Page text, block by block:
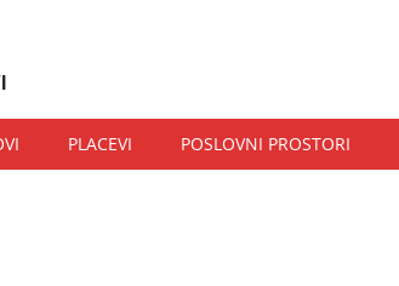
PLACEVI POSLOVNI PROSTORI